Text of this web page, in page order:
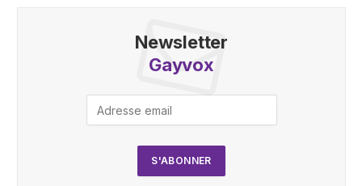
Newsletter
Gayvox